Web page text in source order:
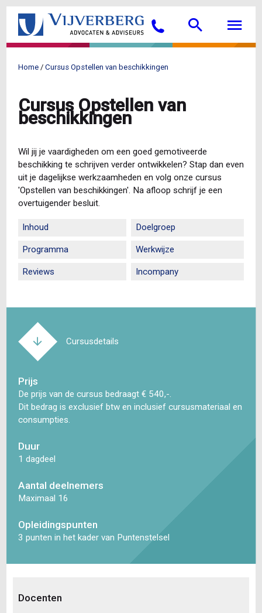
Overslaan
de
gaan
Bellen Search
Home Cursus Opstellen van beschikkingen
Cursus Opstellen van
beschikkingen
Wil jij je vaardigheden om een goed gemotiveerde
beschikking te schrijven verder ontwikkelen? Stap dan even
uit je dagelijkse werkzaamheden en volg onze cursus
'Opstellen van beschikkingen'. Na afloop schrijf je een
overtuigender besluit.
Inhoud Doelgroep
Programma Werkwijze
Reviews Incompany
Cursusdetails
Prijs
De prijs van de cursus bedraagt € 540,-.
Dit bedrag is exclusief btw en inclusief cursusmateriaal en
consumpties.
Duur
1 dagdeel
Aantal deelnemers
Maximaal 16
Opleidingspunten
3 punten in het kader van Puntenstelsel
Docenten